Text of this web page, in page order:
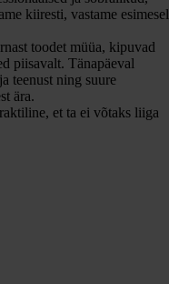
kiiresti, vastame esimesel
toodet müüa, kipuvad
piisavalt. Tänapäeval
teenust ning suure
ära.
et ta ei võtaks liiga